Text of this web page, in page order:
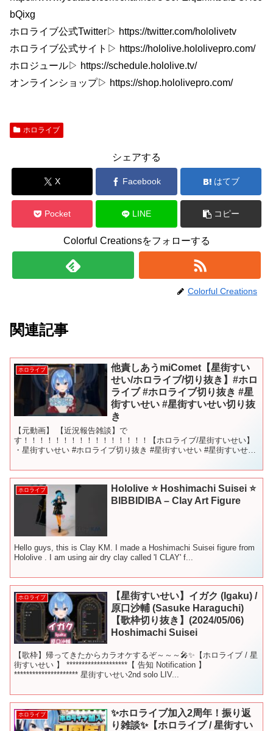
bQixg
ホロライブ公式Twitter▷ https://twitter.com/hololivetv
ホロライブ公式サイト▷ https://hololive.hololivepro.com/
ホロジュール▷ https://schedule.hololive.tv/
オンラインショップ▷ https://shop.hololivepro.com/
ホロライブ
シェアする
X Facebook はてブ
Pocket LINE コピー
Colorful Creationsをフォローする
Colorful Creations
関連記事
ホロライブ
他責しあうmiComet【星街すい
せい/ホロライブ/切り抜き】#ホロ
ライブ #ホロライブ切り抜き #星
街すいせい #星街すいせい切り抜
き
【元動画】 【近況報告雑談】で
す！！！！！！！！！！！！！！！！【ホロライブ/星街すいせい】
・星街すいせい #ホロライブ切り抜き #星街すいせい #星街すいせい
ホロライブ
Hololive ⭐ Hoshimachi Suisei ⭐
BIBBIDIBA – Clay Art Figure
Hello guys, this is Clay KM. I made a Hoshimachi Suisei figure from
Hololive . I am using air dry clay called 'I CLAY' f...
ホロライブ
【星街すいせい】イガク (Igaku) /
原口沙輔 (Sasuke Haraguchi)
【歌枠切り抜き】(2024/05/06)
Hoshimachi Suisei
【歌枠】帰ってきたからカラオケするぞ～～～🎤✨【ホロライブ / 星
街すいせい 】 ********************【 告知 Notification 】
********************* 星街すいせい2nd solo LIV...
ホロライブ
✨ホロライブ加入2周年！振り返
り雑談✨【ホロライブ / 星街すい